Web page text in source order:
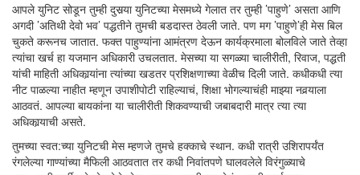
आपले युनिट सोडून तुम्ही दुसर्‍या युनिटच्या मेसमध्ये गेलात तर तुम्ही ’पाहुणे’ असता आणि
अगदी ’अतिथी देवो भव’ पद्धतीने तुमची बडदास्त ठेवली जाते. पण मग ’पाहुणे’ही मेस बिल
चुकते करूनच जातात. फक्त पाहुण्यांना आमंत्रण देऊन कार्यक्रमाला बोलविले जाते तेव्हा
त्यांचा खर्च हा यजमान अधिकारी उचलतात. मेसच्या या सगळ्या चालीरीती, रिवाज, पद्धती
यांची माहिती अधिकार्‍यांना त्यांच्या खडतर प्रशिक्षणाच्या वेळीच दिली जाते. कधीकधी त्या
नीट पाळल्या नाहीत म्हणून उपाशीपोटी राहिल्याचं, शिक्षा भोगल्याचंही माझ्या नवर्‍याला
आठवतं. आपल्या बायकांना या चालीरीती शिकवण्याची जबाबदारी मात्र त्या त्या
अधिकार्‍याची असते.
तुमच्या स्वत:च्या युनिटची मेस म्हणजे तुमचे हक्काचे स्थान. कधी रात्री उशिरापर्यंत
रंगलेल्या गाण्यांच्या मैफिली आठवतात तर कधी निवांतपणे घालवलेले विरंगुळ्याचे